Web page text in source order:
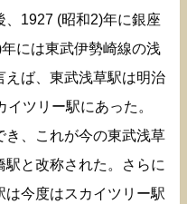
、1927 (昭和2)年に銀座
には東武伊勢崎線の浅
えば、東武浅草駅は明治
イツリー駅にあった。
き、これが今の東武浅草
と改称された。さらに
は今度はスカイツリー駅